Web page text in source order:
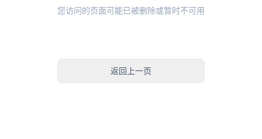
您访问的页面可能已被删除或暂时不可用
返回上一页